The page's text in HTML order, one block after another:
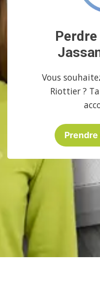
Vous
Riottier ?